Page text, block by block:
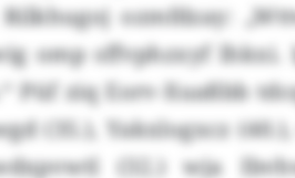
ozmfdzay:
omp sffvphzxyf
Püf ziq Eorv-Xuaßbb
(35.), Yakxlogxcz
(32.) wja